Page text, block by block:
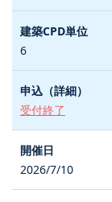
6
受付終了
2026/7/10